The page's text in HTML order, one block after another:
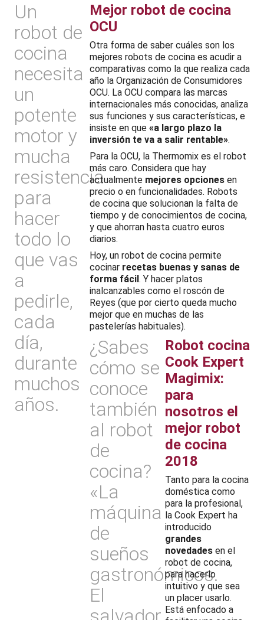
Un
robot de
cocina
necesita
un
potente
motor y
mucha
resistencia
para
hacer
todo lo
que vas
a
pedirle,
cada
día,
durante
muchos
años.
Mejor robot de cocina
OCU
Otra forma de saber cuáles son los
mejores robots de cocina es acudir a
comparativas como la que realiza cada
año la Organización de Consumidores
OCU. La OCU compara las marcas
internacionales más conocidas, analiza
sus funciones y sus características, e
insiste en que «a largo plazo la
inversión te va a salir rentable».
Para la OCU, la Thermomix es el robot
más caro. Considera que hay
actualmente mejores opciones en
precio o en funcionalidades. Robots
de cocina que solucionan la falta de
tiempo y de conocimientos de cocina,
y que ahorran hasta cuatro euros
diarios.
Hoy, un robot de cocina permite
cocinar recetas buenas y sanas de
forma fácil . Y hacer platos
inalcanzables como el roscón de
Reyes (que por cierto queda mucho
mejor que en muchas de las
pastelerías habituales).
¿Sabes
cómo se
conoce
también
al robot
de
cocina?
«La
máquina
de
sueños
gastronómicos.
El
Robot cocina
Cook Expert
Magimix:
para
nosotros el
mejor robot
de cocina
2018
Tanto para la cocina
doméstica como
para la profesional,
la Cook Expert ha
introducido
grandes
novedades en el
robot de cocina,
para hacerlo
intuitivo y que sea
un placer usarlo.
Está enfocado a